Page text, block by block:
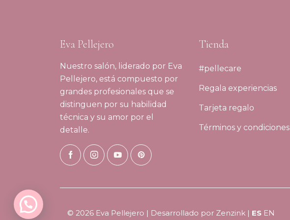
Eva Pellejero
Nuestro salón, liderado por Eva
Pellejero, está compuesto por
grandes profesionales que se
distinguen por su habilidad
técnica y su amor por el
detalle.
Tienda
#pellecare
Regala experiencias
Tarjeta regalo
Términos y condiciones
© 2026 Eva Pellejero | Desarrollado por Zenzink | ES EN